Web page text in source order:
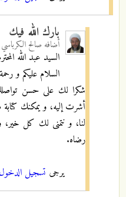
بارك الله فيك
أضافهصالح
السيد عبد الله
السلام عليكم و
شكرا لك على حسن
أشرت إليه، و يمكنك
لنا، و نتمنى لك كل خير، و
رضاه.
يرجى تسجيل الدخول